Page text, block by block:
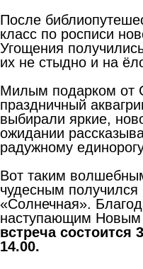
После
класс по росписи
Угощения
их не стыдно и на
Милым подарком от
праздничный
выбирали яркие,
ожидании
радужному
Вот таким
чудесным получился
«Солнечная».
наступающим Новым
встреча состоится
14.00.